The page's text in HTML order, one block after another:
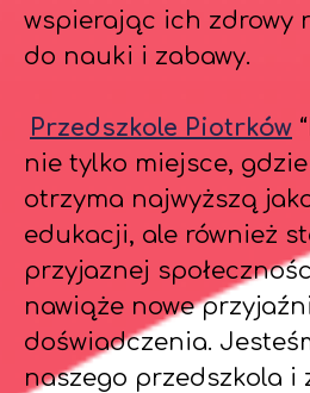
wspierając ich zdrowy
do nauki i zabawy.
Przedszkole Piotrków
nie tylko miejsce,
otrzyma najwyższą
edukacji, ale również
przyjaznej
nawiąże nowe
doświadczenia.
naszego przedszkola i